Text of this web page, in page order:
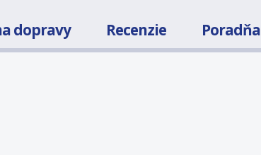
dopravy Recenzie Poradňa